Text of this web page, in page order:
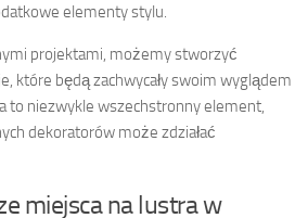
elementy stylu.
projektami, możemy stworzyć
które będą zachwycały swoim wyglądem
to niezwykle wszechstronny element,
dekoratorów może zdziałać
miejsca na lustra w